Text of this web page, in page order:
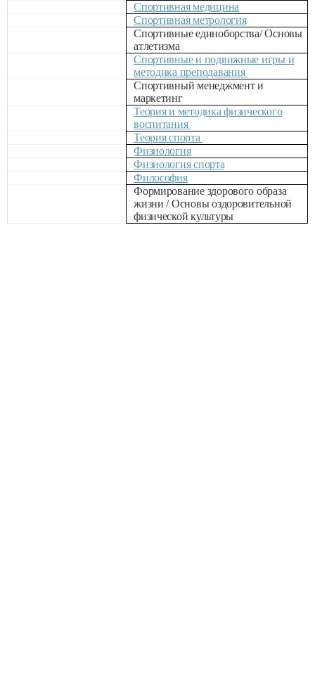
Спортивная медицина
Спортивная метрология
Спортивные единоборства/ Основы
атлетизма
Спортивные и подвижные игры и
методика преподавания
Спортивный менеджмент и
маркетинг
Теория и методика физического
воспитания
Теория спорта
Физиология
Физиология спорта
Философия
Формирование здорового образа
жизни / Основы оздоровительной
физической культуры